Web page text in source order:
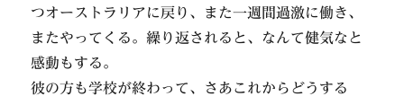
つオーストラリアに戻り、また一週間過激に働き、
またやってくる。繰り返されると、なんて健気なと
感動もする。
彼の方も学校が終わって、さあこれからどうする